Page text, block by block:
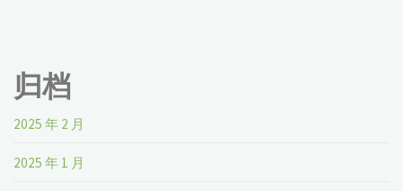
归档
2025 年 2 月
2025 年 1 月